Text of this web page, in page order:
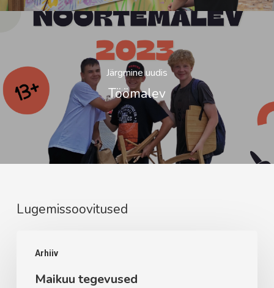
Järgmine uudis
Töömalev
Lugemissoovitused
Arhiiv
tegevused
Maikuu tegevused